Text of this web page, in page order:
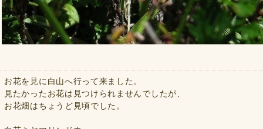
お花を見に白山へ行って来ました。
見たかったお花は見つけられませんでしたが、
お花畑はちょうど見頃でした。